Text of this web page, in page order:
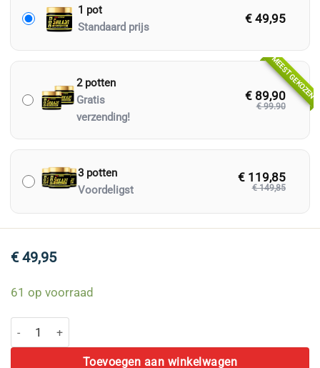
1 pot
Standaard prijs
€ 49,95
MEEST GEKOZEN
2 potten
Gratis
verzending!
€ 99.90
€ 89,90
3 potten
Voordeligst
€ 149,85
€ 119,85
€ 49,95
61 op voorraad
Pure Shilajit Resin aantal
Toevoegen aan winkelwagen